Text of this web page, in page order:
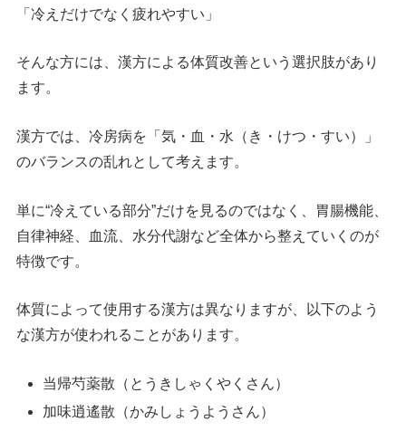
「冷えだけでなく疲れやすい」
そんな方には、漢方による体質改善という選択肢があり
ます。
漢方では、冷房病を「気・血・水（き・けつ・すい）」
のバランスの乱れとして考えます。
単に“冷えている部分”だけを見るのではなく、胃腸機能、
自律神経、血流、水分代謝など全体から整えていくのが
特徴です。
体質によって使用する漢方は異なりますが、以下のよう
な漢方が使われることがあります。
当帰芍薬散（とうきしゃくやくさん）
加味逍遙散（かみしょうようさん）